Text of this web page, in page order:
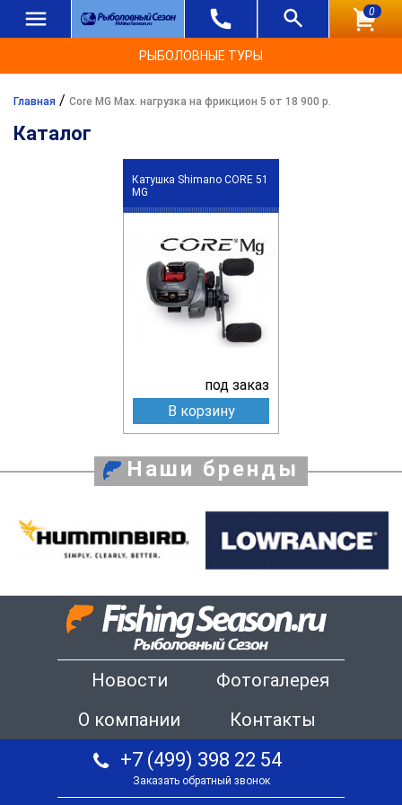
0
РЫБОЛОВНЫЕ ТУРЫ
Главная / Core MG Max. нагрузка на фрикцион 5 от 18 900 р.
Каталог
Катушка Shimano CORE 51
MG
под заказ
В корзину
Наши бренды
Новости
Фотогалерея
О компании
Контакты
+7 (499) 398 22 54
Заказать обратный звонок